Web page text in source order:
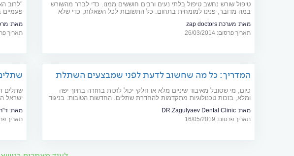
טיפול שורש נחשב טיפול בלתי נעים ורבים חוששים ממנו. כדי לברר מהשורש
במה מדובר, פנינו למומחית בתחום. כל התשובות לכל השאלות, כדי שלא
מאת: מערכת zap doctors
תאריך פרסום: 26/03/2014
"לרוב
פעמיים
ברפואת
מאת:
תאריך פרסום:
המדריך: כל מה שחשוב לדעת לפני שמבצעים השתלת
כיום, מי שסובל מאיבוד שיניים מלא או חלקי יכול לזכות בחזרה בחיוך יפה
ומלא, בזכות טכנולוגיות מתקדמות להחדרת שתלים. החדשות הטובות: בניגוד
השתלה כזאת בתוך 5 ימים בלבד.
מאת: DR.Zagulyaev Dental Clinic
תאריך פרסום: 16/05/2019
שתלים
ישראל
מאת:
תאריך פרסום: